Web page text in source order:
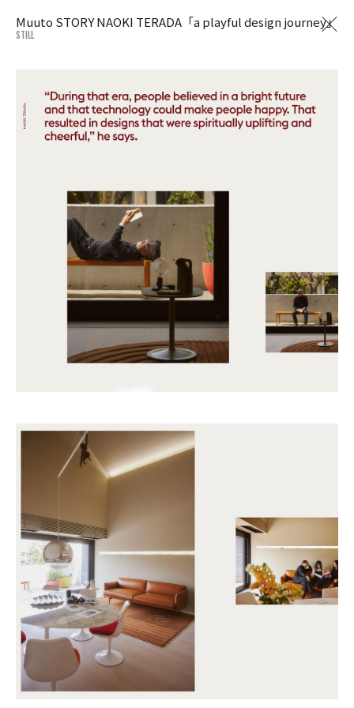
Muuto STORY NAOKI TERADA「a playful design journey」
STILL